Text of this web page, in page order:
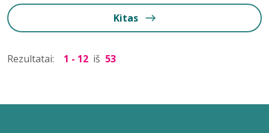
Kitas
Rezultatai: 1 - 12 iš 53